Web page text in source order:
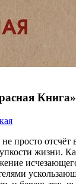
Книга»
просто отсчёт
жизни.